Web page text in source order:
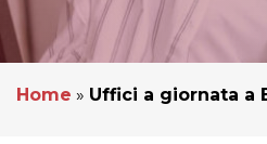
Home » Uffici a giornata a